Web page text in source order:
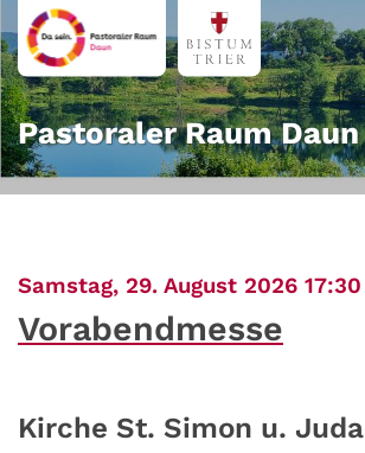
Zum Inhalt springen
Pastoraler Raum Daun
Samstag, 29. August 2026 17:30
Vorabendmesse
Kirche St. Simon u. Juda